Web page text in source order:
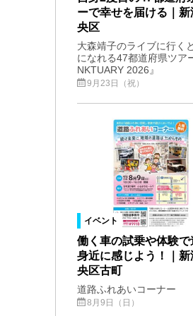
ーで幸せを届ける｜新
央区
大森靖子のライブに行く
になれる47都道府県ツア
NKTUARY 2026』
9月23日（祝）
イベント
働く車の試乗や体験で
身近に感じよう！｜新
央区古町
道路ふれあいコーナー
8月9日（日）